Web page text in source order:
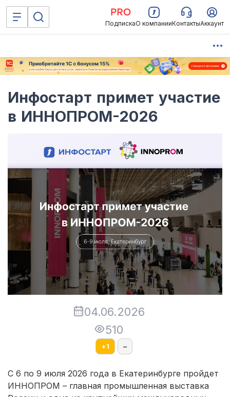
ПодпискаО компанииКонтактыАккаунт
Инфостарт примет участие
в ИННОПРОМ-2026
04.06.2026
510
+1 –
С 6 по 9 июля 2026 года в Екатеринбурге пройдет
ИННОПРОМ – главная промышленная выставка